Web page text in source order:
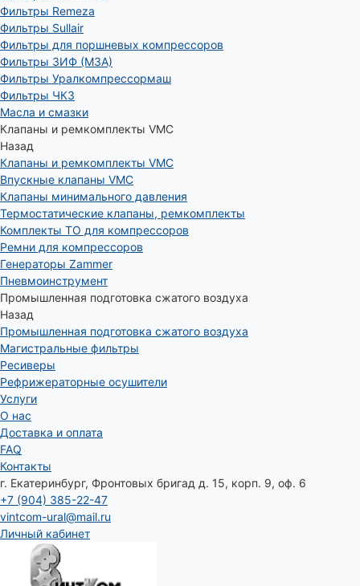
Фильтры Remeza
Фильтры Sullair
Фильтры для поршневых компрессоров
Фильтры ЗИФ (МЗА)
Фильтры Уралкомпрессормаш
Фильтры ЧКЗ
Масла и смазки
Клапаны и ремкомплекты VMC
Назад
Клапаны и ремкомплекты VMC
Впускные клапаны VMC
Клапаны минимального давления
Термостатические клапаны, ремкомплекты
Комплекты ТО для компрессоров
Ремни для компрессоров
Генераторы Zammer
Пневмоинструмент
Промышленная подготовка сжатого воздуха
Назад
Промышленная подготовка сжатого воздуха
Магистральные фильтры
Ресиверы
Рефрижераторные осушители
Услуги
О нас
Доставка и оплата
FAQ
Контакты
г. Екатеринбург, Фронтовых бригад д. 15, корп. 9, оф. 6
+7 (904) 385-22-47
vintcom-ural@mail.ru
Личный кабинет